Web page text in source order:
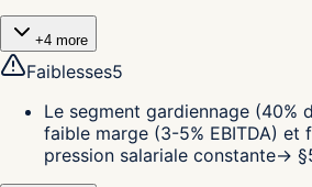
+4 more
Faiblesses5
Le segment gardiennage (40%
faible marge (3-5% EBITDA) et
pression salariale constante→ §